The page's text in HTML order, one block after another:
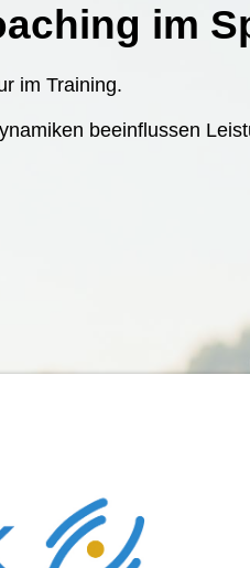
im
im Training.
beeinflussen